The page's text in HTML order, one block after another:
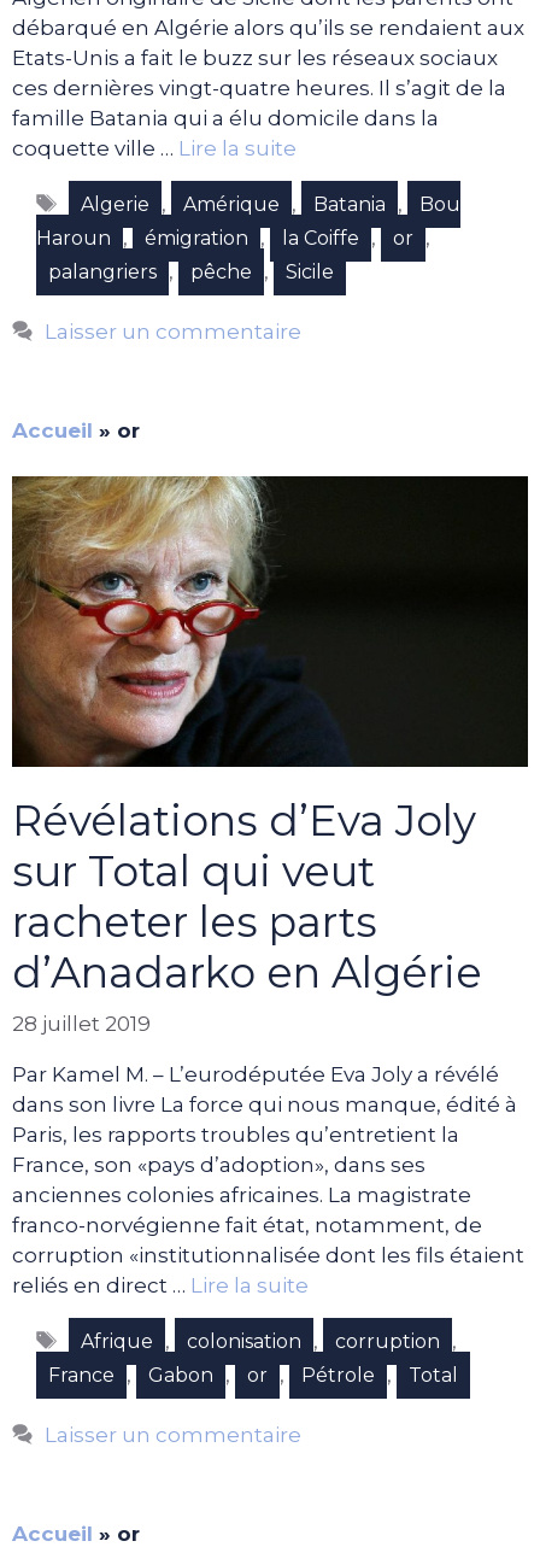
débarqué en Algérie alors qu’ils se rendaient aux
Etats-Unis a fait le buzz sur les réseaux sociaux
ces dernières vingt-quatre heures. Il s’agit de la
famille Batania qui a élu domicile dans la
coquette ville … Lire la suite
Étiquettes
Algerie , Amérique , Batania ,
Bou
Haroun
, émigration , la Coiffe , or ,
palangriers , pêche , Sicile
Laisser un commentaire
Accueil » or
Révélations d’Eva Joly
sur Total qui veut
racheter les parts
d’Anadarko en Algérie
28 juillet 2019
Par Kamel M. – L’eurodéputée Eva Joly a révélé
dans son livre La force qui nous manque, édité à
Paris, les rapports troubles qu’entretient la
France, son «pays d’adoption», dans ses
anciennes colonies africaines. La magistrate
franco-norvégienne fait état, notamment, de
corruption «institutionnalisée dont les fils étaient
reliés en direct … Lire la suite
Étiquettes
Afrique , colonisation , corruption ,
France , Gabon , or , Pétrole , Total
Laisser un commentaire
Accueil » or